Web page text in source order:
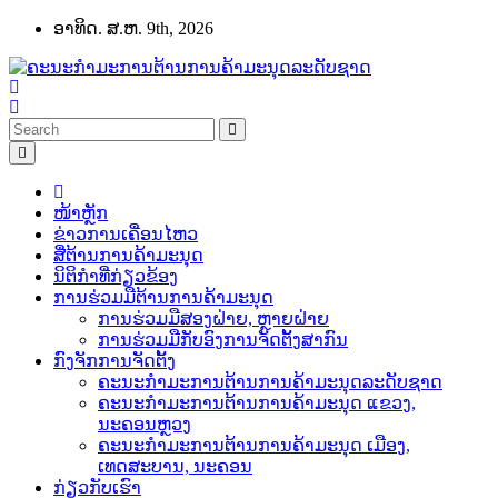
Skip
content
ອາທິດ. ສ.ຫ. 9th, 2026
ໜ້າຫຼັກ
ຂ່າວການເຄື່ອນໄຫວ
ສື່ຕ້ານການຄ້າມະນຸດ
ນິຕິກຳທີ່ກ່ຽວຂ້ອງ
ການຮ່ວມມືຕ້ານການຄ້າມະນຸດ
ການຮ່ວມມືສອງຝ່າຍ, ຫຼາຍຝ່າຍ
ການຮ່ວມມືກັບອົງການຈັດຕັ້ງສາກົນ
ກົງຈັກການຈັດຕັ້ງ
ຄະນະກຳມະການຕ້ານການຄ້າມະນຸດລະດັບຊາດ
ຄະນະກຳມະການຕ້ານການຄ້າມະນຸດ ແຂວງ,
ນະຄອນຫຼວງ
ຄະນະກຳມະການຕ້ານການຄ້າມະນຸດ ເມືອງ,
ເທດສະບານ, ນະຄອນ
ກ່ຽວກັບເຮົາ